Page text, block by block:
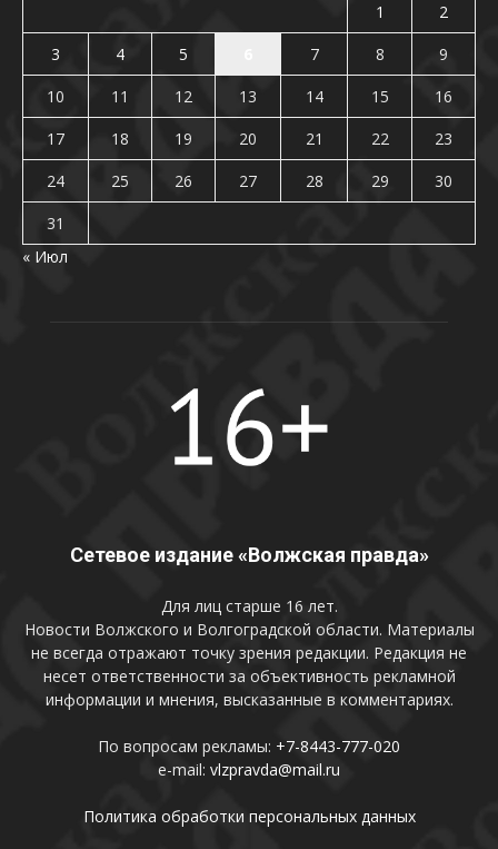
1
2
3
4 5 7 8
9
10
11 12 13 14 15
16
17
18 19 20 21 22
23
24
25 26 27 28 29
30
31
« Июл
Сетевое издание «Волжская правда»
Для лиц старше 16 лет.
Новости Волжского и Волгоградской области. Материалы
не всегда отражают точку зрения редакции. Редакция не
несет ответственности за объективность рекламной
информации и мнения, высказанные в комментариях.
По вопросам рекламы: +7-8443-777-020
e-mail: vlzpravda@mail.ru
Политика обработки персональных данных